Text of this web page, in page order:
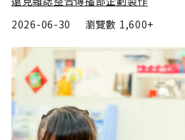
2026-06-30
瀏覽數 1,600+